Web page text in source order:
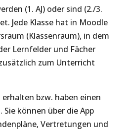
(1. AJ) oder sind (2./3.
Jede Klasse hat in Moodle
(Klassenraum), in dem
Lernfelder und Fächer
zum Unterricht
bzw. haben einen
können über die App
Vertretungen und